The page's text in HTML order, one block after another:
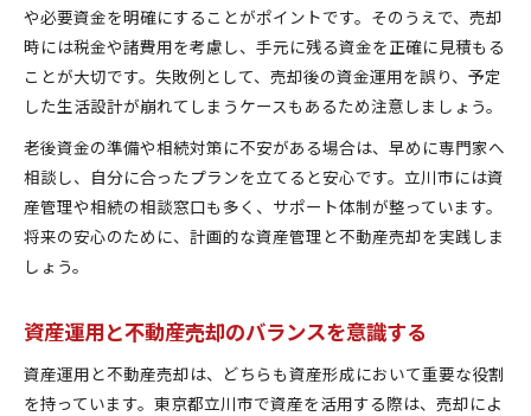
や必要資金を明確にすることがポイントです。そのうえで、売却
時には税金や諸費用を考慮し、手元に残る資金を正確に見積もる
ことが大切です。失敗例として、売却後の資金運用を誤り、予定
した生活設計が崩れてしまうケースもあるため注意しましょう。
老後資金の準備や相続対策に不安がある場合は、早めに専門家へ
相談し、自分に合ったプランを立てると安心です。立川市には資
産管理や相続の相談窓口も多く、サポート体制が整っています。
将来の安心のために、計画的な資産管理と不動産売却を実践しま
しょう。
資産運用と不動産売却のバランスを意識する
資産運用と不動産売却は、どちらも資産形成において重要な役割
を持っています。東京都立川市で資産を活用する際は、売却によ